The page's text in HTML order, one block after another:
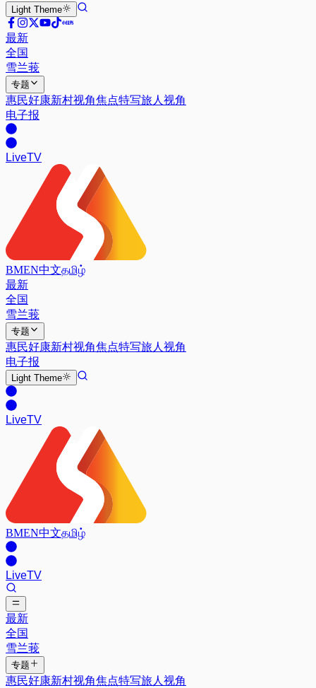
Light Theme
最新
全国
雪兰莪
专题
惠民好康新村视角焦点特写旅人视角
电子报
LiveTV
BMEN中文தமிழ்
最新
全国
雪兰莪
专题
惠民好康新村视角焦点特写旅人视角
电子报
Light Theme
LiveTV
BMEN中文தமிழ்
LiveTV
最新
全国
雪兰莪
专题
惠民好康新村视角焦点特写旅人视角